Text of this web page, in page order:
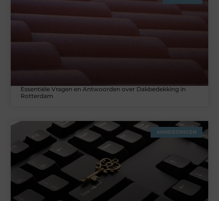
Essentiële Vragen en Antwoorden over Dakbedekking in
Rotterdam
AANBIEDINGEN